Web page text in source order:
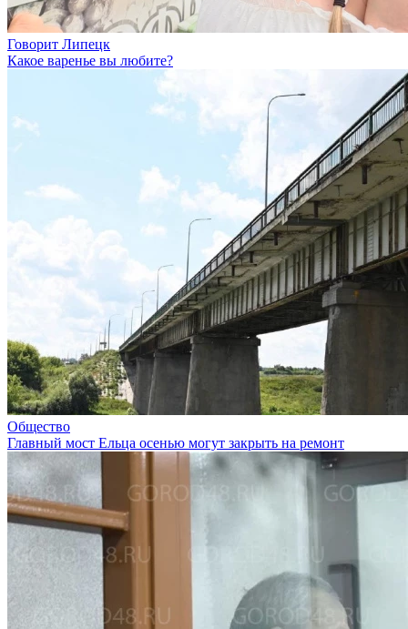
Говорит Липецк
Какое варенье вы любите?
Общество
Главный мост Ельца осенью могут закрыть на ремонт